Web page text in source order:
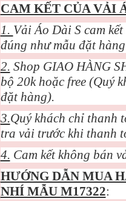
CAM KẾT CỦA VẢI
1. Vải Áo Dài S cam
đúng như mẫu đặt
2. Shop GIAO HÀNG
bộ 20k hoặc free (Quý
đặt hàng).
3.Quý khách chỉ thanh
tra vải trước khi thanh
4. Cam kết không bán
HƯỚNG DẪN MUA
NHÍ MẪU M17322: